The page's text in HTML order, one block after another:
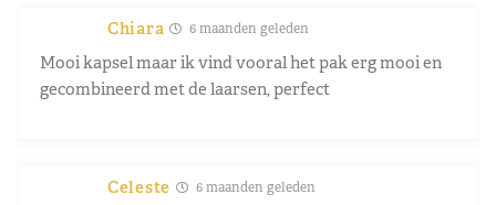
Chiara 6 maanden geleden
Mooi kapsel maar ik vind vooral het pak erg mooi en
gecombineerd met de laarsen, perfect
Celeste 6 maanden geleden